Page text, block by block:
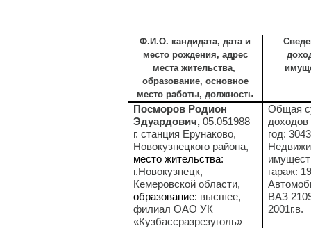
Ф.И.О. кандидата, дата и
место рождения, адрес
места жительства,
образование, основное
место работы, должность
Посморов Родион
Эдуардович, 05.051988
г. станция Ерунаково,
Новокузнецкого района,
место жительства:
г.Новокузнецк,
Кемеровской области,
образование: высшее,
филиал ОАО УК
«Кузбассразрезуголь»
Общая
доходов
год:
гараж:
ВАЗ
2001г.в.